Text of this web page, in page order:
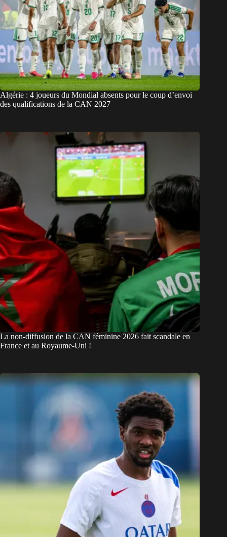
Algérie : 4 joueurs du Mondial absents pour le coup d’envoi
des qualifications de la CAN 2027
La non-diffusion de la CAN féminine 2026 fait scandale en
France et au Royaume-Uni !